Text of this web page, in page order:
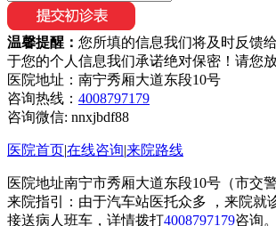
温馨提醒： 您所填的信息我们将及时反馈
于您的个人信息我们承诺绝对保密！请您
医院地址：南宁秀厢大道东段10号
咨询热线： 4008797179
咨询微信: nnxjbdf88
医院首页|在线咨询|来院路线
医院地址南宁市秀厢大道东段10号（市交
来院指引：由于汽车站医托众多 ，来院就
接送病人班车，详情拨打4008797179咨询。